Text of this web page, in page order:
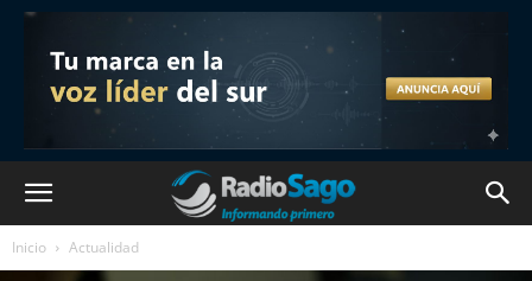
Inicio Actualidad